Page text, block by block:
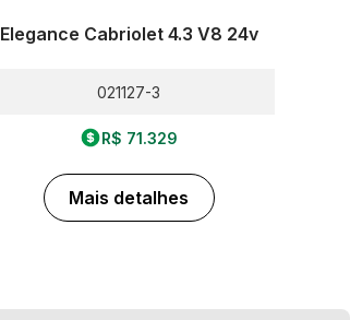
Elegance Cabriolet 4.3 V8 24v
021127-3
R$ 71.329
Mais detalhes